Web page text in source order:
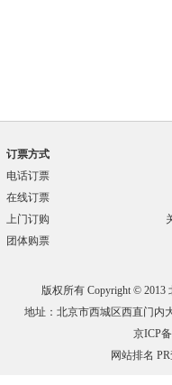
订票方式
电话订票
在线订票
上门订购
团体购票
版权所有 Copyright © 2013
地址：北京市西城区西直门内
京ICP
网站排名